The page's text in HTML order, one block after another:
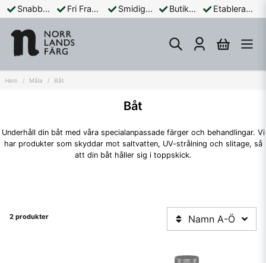
Snabba Leveranser Fri Frakt Över 899:- Smidiga Betalningar Butik och Online Etablerad Sedan 1965
Hem Måla Båt
Båt
Underhåll din båt med våra specialanpassade färger och behandlingar. Vi
har produkter som skyddar mot saltvatten, UV-strålning och slitage, så
att din båt håller sig i toppskick.
2 produkter Namn A-Ö